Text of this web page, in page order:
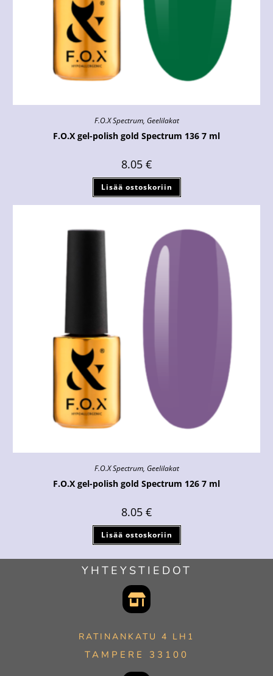
F.O.X Spectrum, Geelilakat
F.O.X gel-polish gold Spectrum 136 7 ml
8.05 €
Lisää ostoskoriin
F.O.X Spectrum, Geelilakat
F.O.X gel-polish gold Spectrum 126 7 ml
8.05 €
Lisää ostoskoriin
YHTEYSTIEDOT
RATINANKATU 4 LH1
TAMPERE 33100